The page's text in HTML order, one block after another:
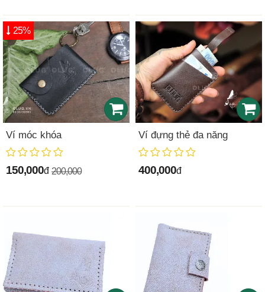
Ví móc khóa
150,000đ 200,000
25%
Ví đựng thẻ đa năng
400,000đ